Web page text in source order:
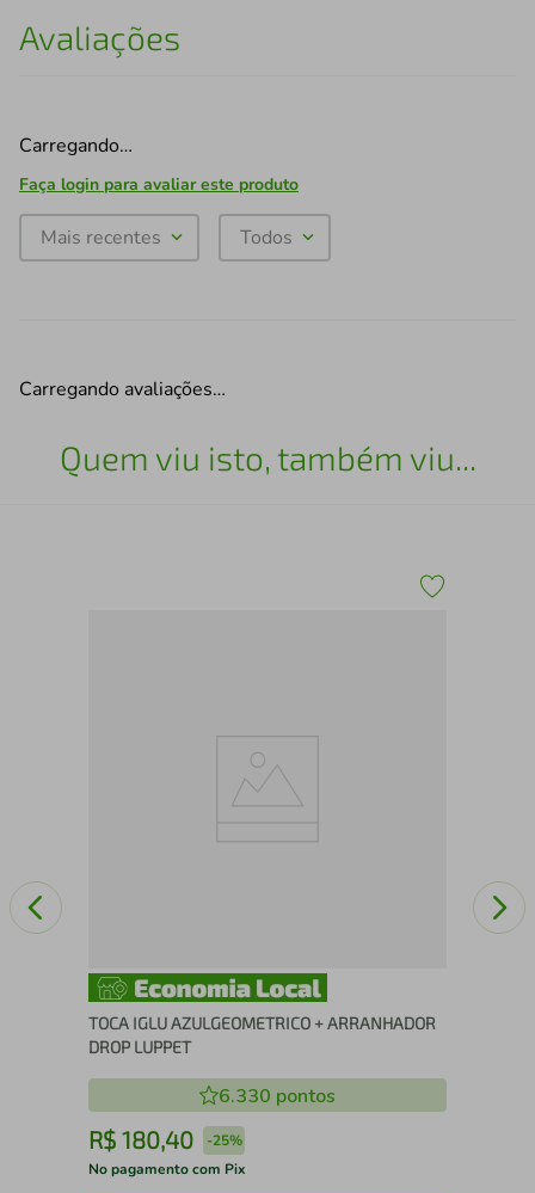
Avaliações
Carregando…
Faça login para avaliar este produto
Mais recentes Todos
Carregando avaliações…
Quem viu isto, também viu...
TOCA IGLU AZULGEOMETRICO + ARRANHADOR
DROP LUPPET
6.330 pontos
R$ 180,40 -25%
No pagamento com Pix